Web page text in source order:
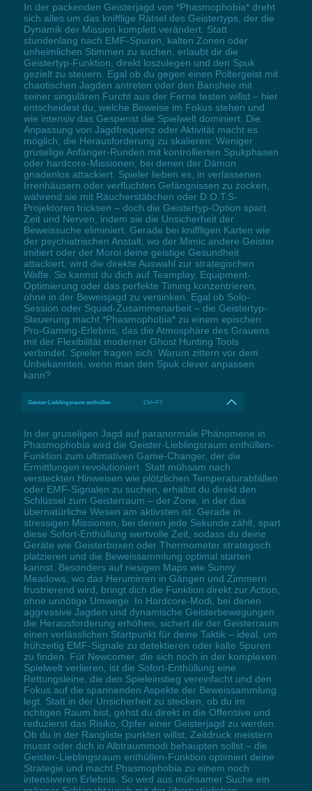
In der packenden Geisterjagd von *Phasmophobia* dreht
sich alles um das knifflige Rätsel des Geistertyps, der die
Dynamik der Mission komplett verändert. Statt
stundenlang nach EMF-Spuren, kalten Zonen oder
unheimlichen Stimmen zu suchen, erlaubt dir die
Geistertyp-Funktion, direkt loszulegen und den Spuk
gezielt zu steuern. Egal ob du gegen einen Poltergeist mit
chaotischen Jagden antreten oder den Banshee mit
seiner singulären Furcht aus der Ferne testen willst – hier
entscheidest du, welche Beweise im Fokus stehen und
wie intensiv das Gespenst die Spielwelt dominiert. Die
Anpassung von Jagdfrequenz oder Aktivität macht es
möglich, die Herausforderung zu skalieren: Weniger
gruselige Anfänger-Runden mit kontrollierten Spukphasen
oder hardcore-Missionen, bei denen der Dämon
gnadenlos attackiert. Spieler lieben es, in verlassenen
Irrenhäusern oder verfluchten Gefängnissen zu zocken,
während sie mit Räucherstäbchen oder D.O.T.S-
Projektoren tricksen – doch die Geistertyp-Option spart
Zeit und Nerven, indem sie die Unsicherheit der
Beweissuche eliminiert. Gerade bei kniffligen Karten wie
der psychiatrischen Anstalt, wo der Mimic andere Geister
imitiert oder der Moroi deine geistige Gesundheit
attackiert, wird die direkte Auswahl zur strategischen
Waffe. So kannst du dich auf Teamplay, Equipment-
Optimierung oder das perfekte Timing konzentrieren,
ohne in der Beweisjagd zu versinken. Egal ob Solo-
Session oder Squad-Zusammenarbeit – die Geistertyp-
Steuerung macht *Phasmophobia* zu einem epischen
Pro-Gaming-Erlebnis, das die Atmosphäre des Grauens
mit der Flexibilität moderner Ghost Hunting Tools
verbindet. Spieler fragen sich: Warum zittern vor dem
Unbekannten, wenn man den Spuk clever anpassen
kann?
Geister-Lieblingsraum enthüllen Ctrl+F7
In der gruseligen Jagd auf paranormale Phänomene in
Phasmophobia wird die Geister-Lieblingsraum enthüllen-
Funktion zum ultimativen Game-Changer, der die
Ermittlungen revolutioniert. Statt mühsam nach
versteckten Hinweisen wie plötzlichen Temperaturabfällen
oder EMF-Signalen zu suchen, erhältst du direkt den
Schlüssel zum Geisterraum – der Zone, in der das
übernatürliche Wesen am aktivsten ist. Gerade in
stressigen Missionen, bei denen jede Sekunde zählt, spart
diese Sofort-Enthüllung wertvolle Zeit, sodass du deine
Geräte wie Geisterboxen oder Thermometer strategisch
platzieren und die Beweissammlung optimal starten
kannst. Besonders auf riesigen Maps wie Sunny
Meadows, wo das Herumirren in Gängen und Zimmern
frustrierend wird, bringt dich die Funktion direkt zur Action,
ohne unnötige Umwege. In Hardcore-Modi, bei denen
aggressive Jagden und dynamische Geisterbewegungen
die Herausforderung erhöhen, sichert dir der Geisterraum
einen verlässlichen Startpunkt für deine Taktik – ideal, um
frühzeitig EMF-Signale zu detektieren oder kalte Spuren
zu finden. Für Newcomer, die sich noch in der komplexen
Spielwelt verlieren, ist die Sofort-Enthüllung eine
Rettungsleine, die den Spieleinstieg vereinfacht und den
Fokus auf die spannenden Aspekte der Beweissammlung
legt. Statt in der Unsicherheit zu stecken, ob du im
richtigen Raum bist, gehst du direkt in die Offensive und
reduzierst das Risiko, Opfer einer Geisterjagd zu werden.
Ob du in der Rangliste punkten willst, Zeitdruck meistern
musst oder dich in Albtraummodi behaupten sollst – die
Geister-Lieblingsraum enthüllen-Funktion optimiert deine
Strategie und macht Phasmophobia zu einem noch
intensiveren Erlebnis. So wird aus mühsamer Suche ein